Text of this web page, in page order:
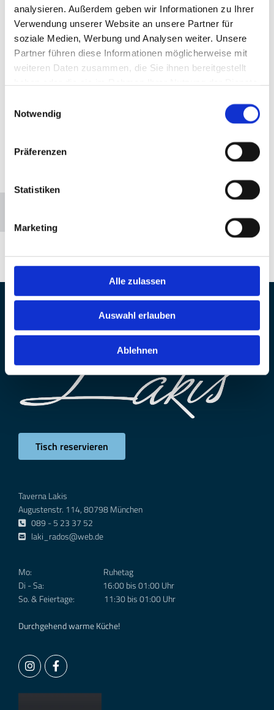
analysieren. Außerdem geben wir Informationen zu Ihrer
Verwendung unserer Website an unsere Partner für
soziale Medien, Werbung und Analysen weiter. Unsere
Partner führen diese Informationen möglicherweise mit
weiteren Daten zusammen, die Sie ihnen bereitgestellt
Notwendig
Präferenzen
Statistiken
Marketing
Alle zulassen
Auswahl erlauben
Ablehnen
Platzreservierung
Platzreservierungen nehmen wir über das
Reservierungstool entgegen.
Tisch reservieren
Taverna Lakis
Augustenstr. 114, 80798 München
 089 - 5 23 37 52
 laki_rados@web.de
Mo: Ruhetag
Di - Sa: 16:00 bis 01:00 Uhr
So. & Feiertage: 11:30 bis 01:00 Uhr
Durchgehend warme Küche!